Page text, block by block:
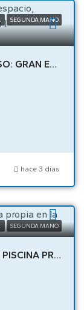
SEGUNDA MANO
PISO EN VILLAJOYOSA ZONA PARAÍSO: GRAN ESPACIO, LUMINOSIDAD Y VISTAS AL MAR A UN PASO DE L – 05227
hace 3 días
SEGUNDA MANO
GRAN CHALET INDEPENDIENTE CON PISCINA PROPIA EN LA NUCIA – 02413